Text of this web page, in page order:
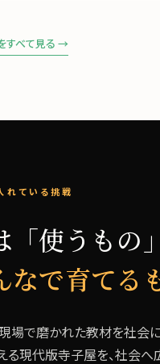
すべて見る →
ている挑戦
「使うもの
なで育てる
場で磨かれた教材を社会
る現代版寺子屋を、社会へ